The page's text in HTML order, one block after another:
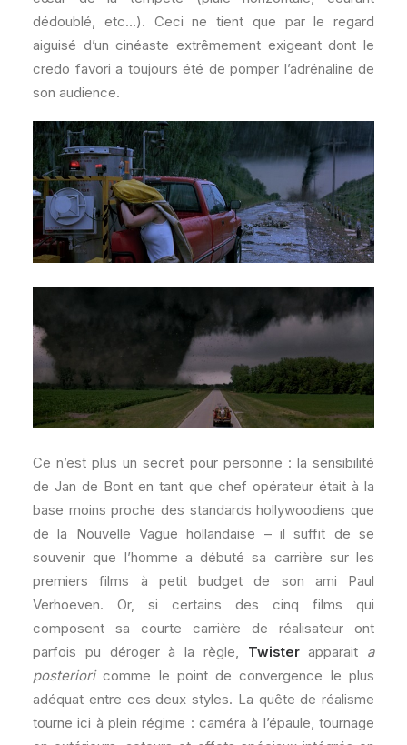
dédoublé, etc…). Ceci ne tient que par le regard
aiguisé d’un cinéaste extrêmement exigeant dont le
credo favori a toujours été de pomper l’adrénaline de
son audience.
Ce n’est plus un secret pour personne : la sensibilité
de Jan de Bont en tant que chef opérateur était à la
base moins proche des standards hollywoodiens que
de la Nouvelle Vague hollandaise – il suffit de se
souvenir que l’homme a débuté sa carrière sur les
premiers films à petit budget de son ami Paul
Verhoeven. Or, si certains des cinq films qui
composent sa courte carrière de réalisateur ont
parfois pu déroger à la règle, Twisterapparait a
posterioricomme le point de convergence le plus
adéquat entre ces deux styles. La quête de réalisme
tourne ici à plein régime : caméra à l’épaule, tournage